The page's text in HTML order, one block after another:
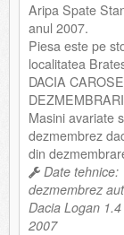
Aripa Spate
anul 2007.
Piesa este pe
localitatea
DACIA
Masini avariate
dezmembrez
din
Date tehnice:
dezmembrez
Dacia Logan
2007